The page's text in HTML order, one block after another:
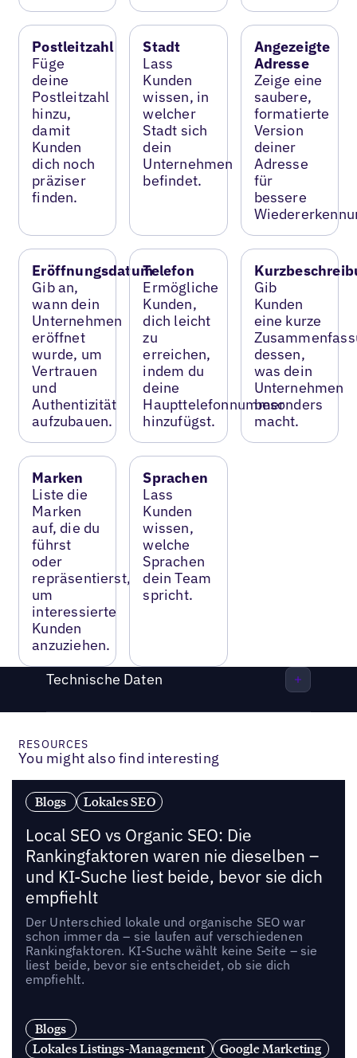
Postleitzahl
Füge
deine
Postleitzahl
hinzu,
damit
Kunden
dich noch
präziser
finden.
Stadt
Lass
Kunden
wissen, in
welcher
Stadt sich
dein
Unternehmen
befindet.
Angezeigte
Adresse
Zeige eine
saubere,
formatierte
Version
deiner
Adresse
für
bessere
Eröffnungsdatum
Gib an,
wann dein
Unternehmen
eröffnet
wurde, um
Vertrauen
und
Authentizität
aufzubauen.
Telefon
Ermögliche
Kunden,
dich leicht
zu
erreichen,
indem du
deine
Haupttelefonnummer
hinzufügst.
Gib
Kunden
eine kurze
dessen,
was dein
Unternehmen
besonders
macht.
Marken
Liste die
Marken
auf, die du
führst
oder
repräsentierst,
um
interessierte
Kunden
anzuziehen.
Sprachen
Lass
Kunden
wissen,
welche
Sprachen
dein Team
spricht.
Technische Daten
RESOURCES
You might also find interesting
Blogs Lokales SEO
Local SEO vs Organic SEO: Die
Rankingfaktoren waren nie dieselben –
und KI-Suche liest beide, bevor sie dich
empfiehlt
Der Unterschied lokale und organische SEO war
schon immer da – sie laufen auf verschiedenen
Rankingfaktoren. KI-Suche wählt keine Seite – sie
liest beide, bevor sie entscheidet, ob sie dich
empfiehlt.
Blogs
Lokales Listings-Management
Google Marketing